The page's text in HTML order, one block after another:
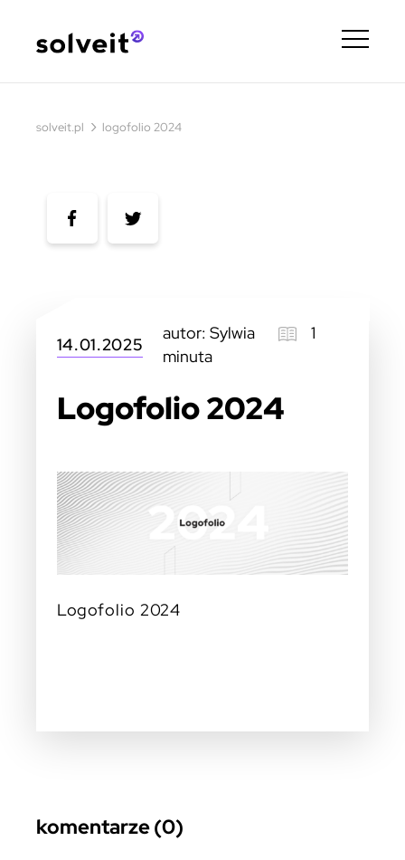
solveit.pl › logofolio 2024
14.01.2025
autor: Sylwia
1
minuta
Logofolio 2024
Logofolio 2024
komentarze (0)